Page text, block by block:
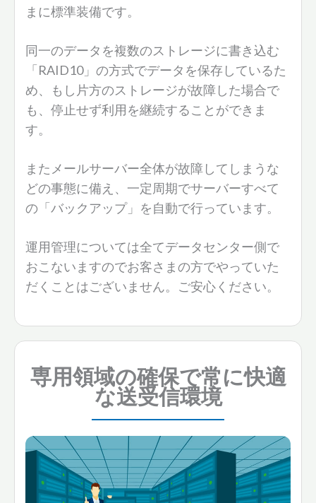
まに標準装備です。
同一のデータを複数のストレージに書き込む
「RAID10」の方式でデータを保存しているた
め、もし片方のストレージが故障した場合で
も、停止せず利用を継続することができま
す。
またメールサーバー全体が故障してしまうな
どの事態に備え、一定周期でサーバーすべて
の「バックアップ」を自動で行っています。
運用管理については全てデータセンター側で
おこないますのでお客さまの方でやっていた
だくことはございません。ご安心ください。
専用領域の確保で常に快適
な送受信環境